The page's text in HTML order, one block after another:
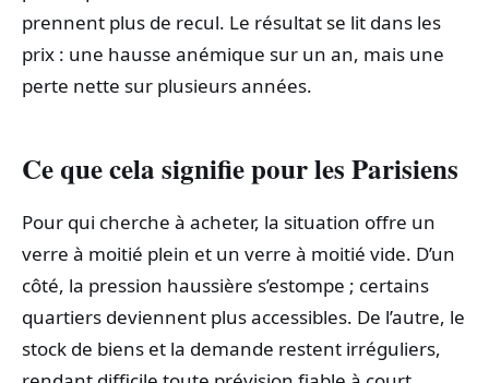
prennent plus de recul. Le résultat se lit dans les
prix : une hausse anémique sur un an, mais une
perte nette sur plusieurs années.
Ce que cela signifie pour les Parisiens
Pour qui cherche à acheter, la situation offre un
verre à moitié plein et un verre à moitié vide. D’un
côté, la pression haussière s’estompe ; certains
quartiers deviennent plus accessibles. De l’autre, le
stock de biens et la demande restent irréguliers,